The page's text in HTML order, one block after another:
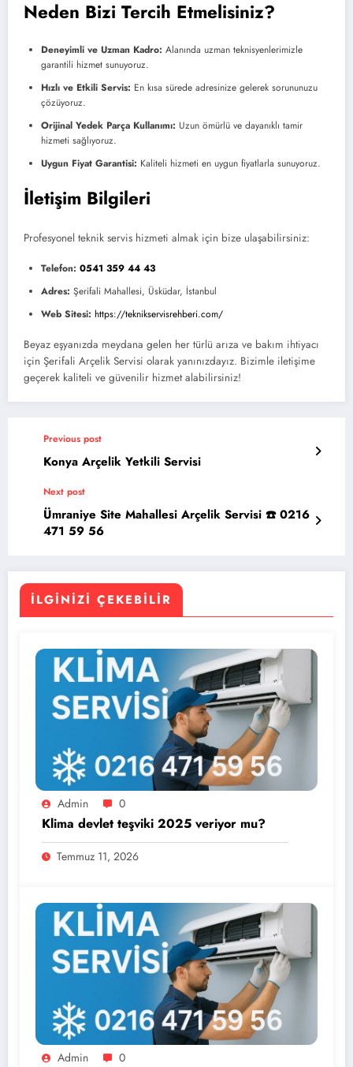
Neden Bizi Tercih Etmelisiniz?
Deneyimli ve Uzman Kadro: Alanında uzman teknisyenlerimizle
garantili hizmet sunuyoruz.
Hızlı ve Etkili Servis: En kısa sürede adresinize gelerek sorununuzu
çözüyoruz.
Orijinal Yedek Parça Kullanımı: Uzun ömürlü ve dayanıklı tamir
hizmeti sağlıyoruz.
Uygun Fiyat Garantisi: Kaliteli hizmeti en uygun fiyatlarla sunuyoruz.
İletişim Bilgileri
Profesyonel teknik servis hizmeti almak için bize ulaşabilirsiniz:
Telefon: 0541 359 44 43
Adres: Şerifali Mahallesi, Üsküdar, İstanbul
Web Sitesi: https://teknikservisrehberi.com/
Beyaz eşyanızda meydana gelen her türlü arıza ve bakım ihtiyacı
için Şerifali Arçelik Servisi olarak yanınızdayız. Bizimle iletişime
geçerek kaliteli ve güvenilir hizmet alabilirsiniz!
Previous post
Konya Arçelik Yetkili Servisi
Next post
Ümraniye Site Mahallesi Arçelik Servisi ☎️ 0216
471 59 56
İLGINIZI ÇEKEBILIR
Admin 0
Klima devlet teşviki 2025 veriyor mu?
Temmuz 11, 2026
Admin 0